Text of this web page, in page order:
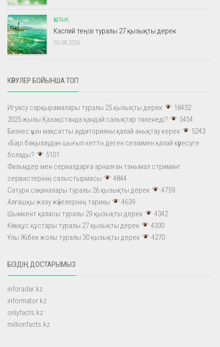
ҚЫЗЫҚ
Каспий теңізі туралы 27 қызықты дерек
03.08.2026
КӨРУЛЕР БОЙЫНША ТОП
Игуасу сарқырамалары туралы 25 қызықты дерек
18432
2025 жылы Қазақстанда қандай салықтар төленеді?
5454
Бизнес үшін мақсатты аудиторияны қалай анықтау керек
5243
«Бәрі бақылаудан шығып кетті» деген сезіммен қалай күресуге
болады?
5101
Фильмдер мен сериалдарға арналған танымал стриминг
сервистерінің салыстырмасы
4844
Сатурн сақиналары туралы 26 қызықты дерек
4759
Алғашқы жазу жүйелерінің тарихы
4639
Шымкент қаласы туралы 29 қызықты дерек
4342
Көкқұс құстары туралы 27 қызықты дерек
4330
Ұлы Жібек жолы туралы 30 қызықты дерек
4270
БІЗДІҢ ДОСТАРЫМЫЗ
inforadar.kz
informator.kz
onlyfacts.kz
millionfacts.kz